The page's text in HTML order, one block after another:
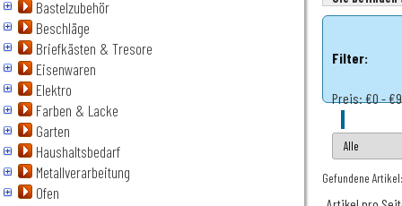
Bastelzubehör
Beschläge
Briefkästen & Tresore
Eisenwaren
Elektro
Farben & Lacke
Garten
Haushaltsbedarf
Metallverarbeitung
Ofen
Filter:
Preis:€0 -
Gefundene